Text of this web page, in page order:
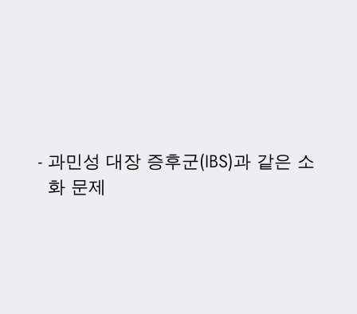
과민성 대장 증후군(IBS)과 같은 소
화 문제